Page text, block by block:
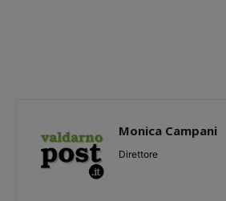
Monica Campani
Direttore